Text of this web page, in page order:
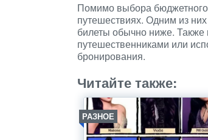
Помимо выбора
путешествиях. Одним из
билеты обычно ниже.
путешественниками или
бронирования.
Читайте также:
РАЗНОЕ